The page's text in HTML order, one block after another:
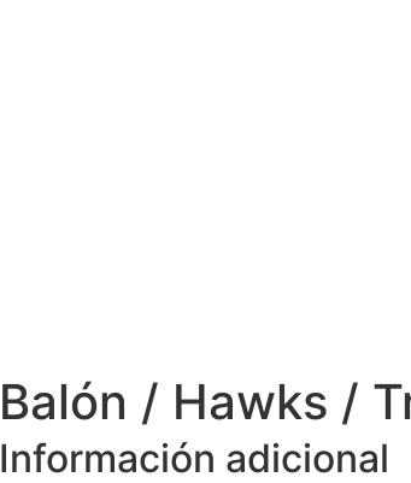
Balón / Hawks /
Información adicional